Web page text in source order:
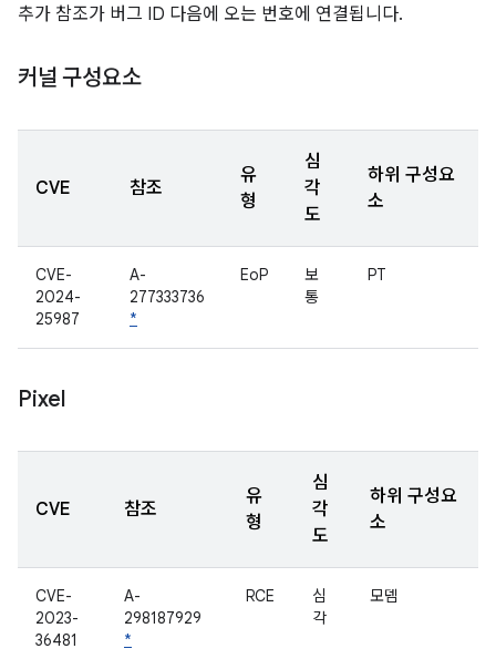
추가 참조가 버그 ID 다음에 오는 번호에 연결됩니다.
커널 구성요소
CVE 참조
유
형
심
각
도
하위 구성요
소
CVE-
2024-
25987
A-
277333736
*
EoP
보
통
PT
Pixel
CVE 참조
유
형
심
각
도
하위 구성요
소
CVE-
2023-
36481
A-
298187929
*
RCE
심
각
모뎀